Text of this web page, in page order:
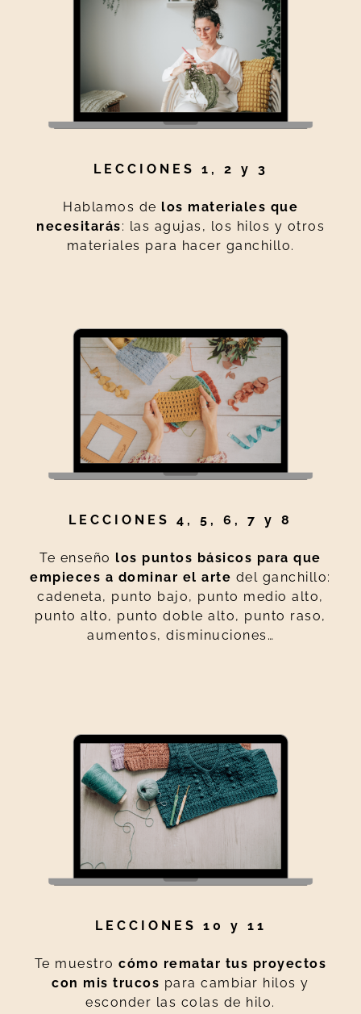
LECCIONES 1, 2 y 3
Hablamos de los materiales que
necesitarás: las agujas, los hilos y otros
materiales para hacer ganchillo.
LECCIONES 4, 5, 6, 7 y 8
Te enseño los puntos básicos para que
empieces a dominar el arte del ganchillo:
cadeneta, punto bajo, punto medio alto,
punto alto, punto doble alto, punto raso,
aumentos, disminuciones…
LECCIONES 10 y 11
Te muestrocómo rematar tus proyectos
con mis trucos para cambiar hilos y
esconder las colas de hilo.